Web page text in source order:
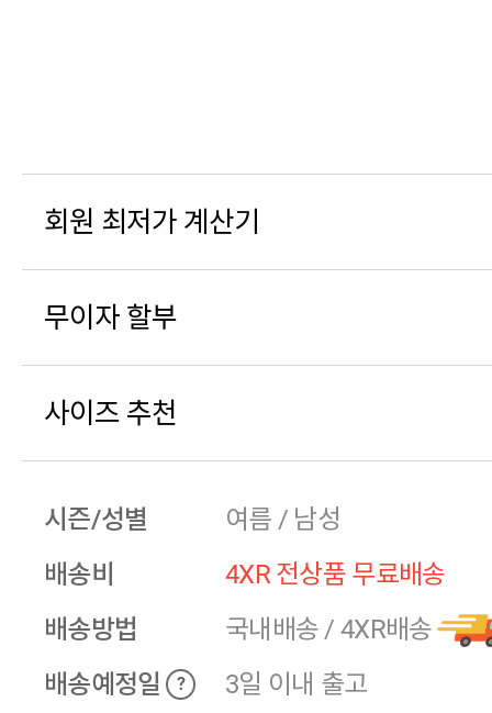
회원 최저가 계산기
무이자 할부
사이즈 추천
시즌/성별
여름 / 남성
배송비
4XR 전상품 무료배송
배송방법
국내배송 / 4XR배송
배송예정일
?
3일 이내 출고